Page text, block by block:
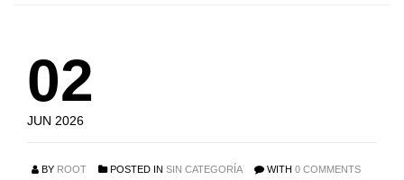
02
JUN 2026
BY ROOT POSTED IN SIN CATEGORÍA WITH 0 COMMENTS